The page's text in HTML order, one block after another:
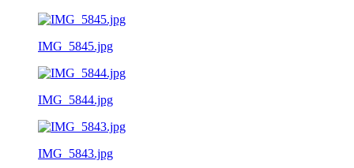
IMG_5845.jpg
IMG_5844.jpg
IMG_5843.jpg